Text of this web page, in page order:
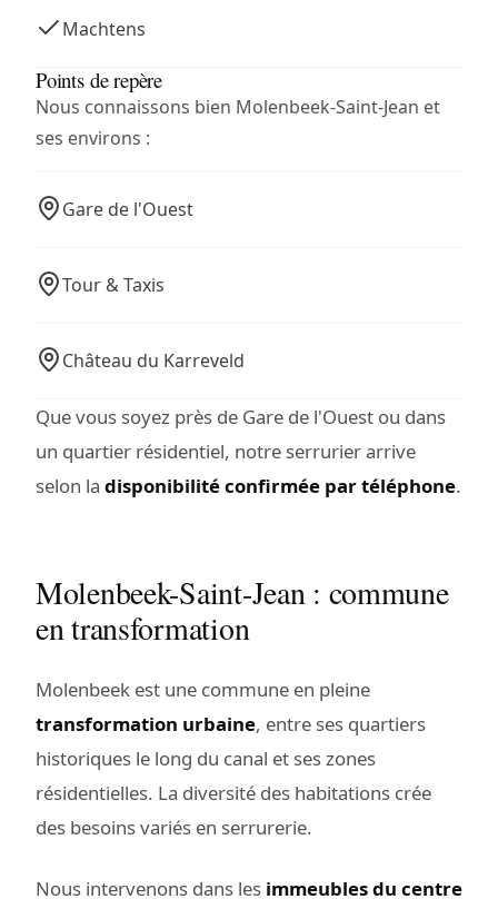
Machtens
Points de repère
Nous connaissons bien Molenbeek-Saint-Jean et
ses environs :
Gare de l'Ouest
Tour & Taxis
Château du Karreveld
Que vous soyez près de Gare de l'Ouest ou dans
un quartier résidentiel, notre serrurier arrive
selon la disponibilité confirmée par téléphone.
Molenbeek-Saint-Jean : commune
en transformation
Molenbeek est une commune en pleine
transformation urbaine, entre ses quartiers
historiques le long du canal et ses zones
résidentielles. La diversité des habitations crée
des besoins variés en serrurerie.
Nous intervenons dans les immeubles du centre